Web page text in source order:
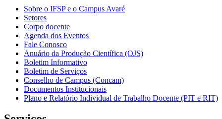
Sobre o IFSP e o Campus Avaré
Setores
Corpo docente
Agenda dos Eventos
Fale Conosco
Anuário da Produção Científica (OJS)
Boletim Informativo
Boletim de Serviços
Conselho de Campus (Concam)
Documentos Institucionais
Plano e Relatório Individual de Trabalho Docente (PIT e RIT)